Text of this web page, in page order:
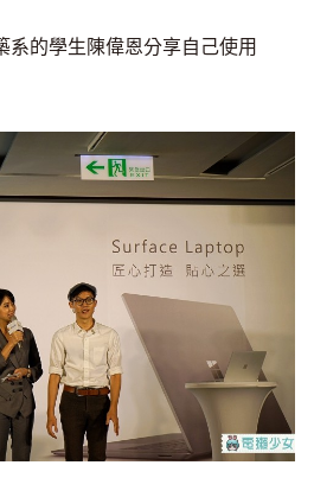
系的學生陳偉恩分享自己使用